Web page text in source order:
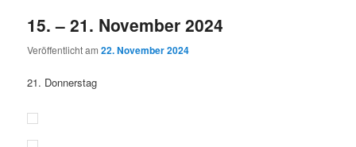
15. – 21. November 2024
Veröffentlicht am22. November 2024
21. Donnerstag